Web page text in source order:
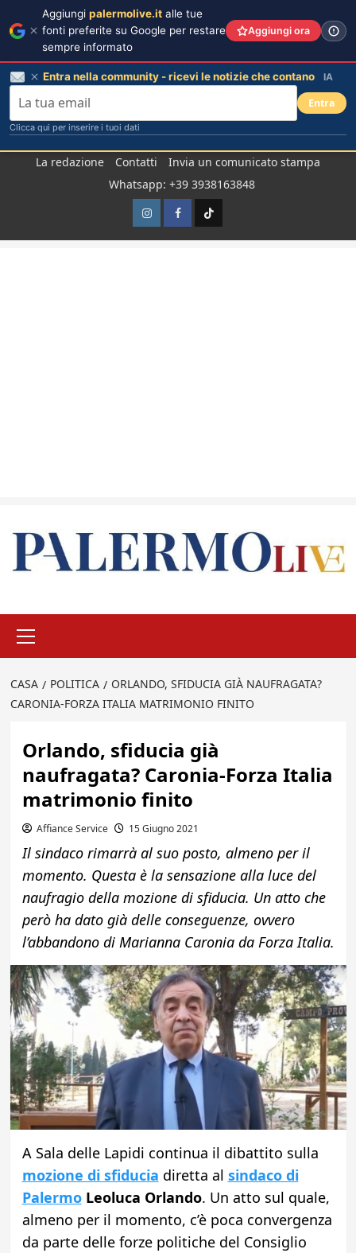
La redazione Contatti
Invia un comunicato stampa
Whatsapp: +39 3938163848
InstagramFacebook
TikTok
principale
CASA POLITICA
ORLANDO, SFIDUCIA GIÀ NAUFRAGATA?
CARONIA-FORZA ITALIA MATRIMONIO FINITO
Orlando, sfiducia già
naufragata? Caronia-Forza Italia
matrimonio finito
Affiance Service 15 Giugno 2021
Il sindaco rimarrà al suo posto, almeno per il
momento. Questa è la sensazione alla luce del
naufragio della mozione di sfiducia. Un atto che
però ha dato già delle conseguenze, ovvero
l’abbandono di Marianna Caronia da Forza Italia.
A Sala delle Lapidi continua il dibattito sulla
mozione di sfiducia diretta al sindaco di
PalermoLeoluca Orlando. Un atto sul quale,
almeno per il momento, c’è poca convergenza
da parte delle forze politiche del Consiglio
Aggiungi palermolive.it alle tue
fonti preferite su Google per restare
sempre informato
Aggiungi ora
Entra nella community - ricevi le notizie che contano IA
Entra
Clicca qui per inserire i tuoi dati